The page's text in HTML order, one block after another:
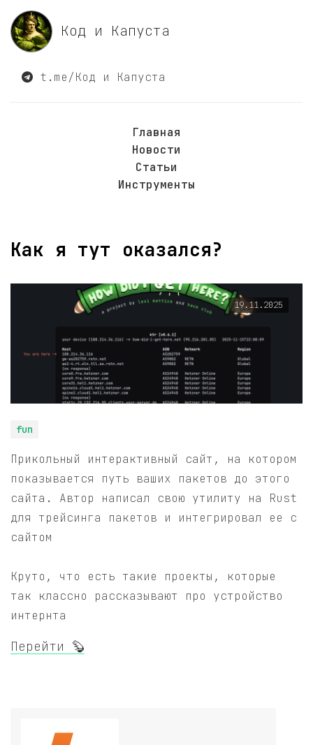
Код и Капуста
t.me/Код и Капуста
Главная
Новости
Статьи
Инструменты
Как я тут оказался?
19.11.2025
fun
Прикольный интерактивный сайт, на котором
показывается путь ваших пакетов до этого
сайта. Автор написал свою утилиту на Rust
для трейсинга пакетов и интегрировал ее с
сайтом
Круто, что есть такие проекты, которые
так классно рассказывают про устройство
интернта
Перейти 🦫